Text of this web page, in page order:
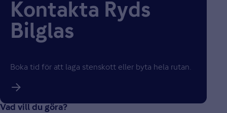
Kontakta Ryds
Bilglas
Boka tid för att laga stenskott eller byta hela rutan.
Vad vill du göra?